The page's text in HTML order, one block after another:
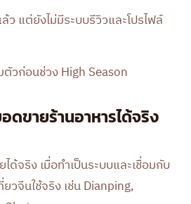
แต่ยังไม่มีระบบรีวิวและโปรไฟล์
วก่อนช่วง High Season
ดขายร้านอาหารได้จริง
ด้จริง เมื่อทำเป็นระบบและเชื่อมกับ
วจีนใช้จริง เช่นDianping,